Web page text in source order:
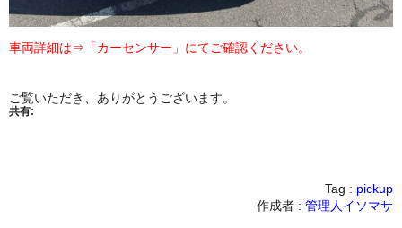
車両詳細は⇒「カーセンサー」にてご確認ください。
ご覧いただき、ありがとうございます。
共有:
Tag : pickup
作成者 : 管理人イソマサ